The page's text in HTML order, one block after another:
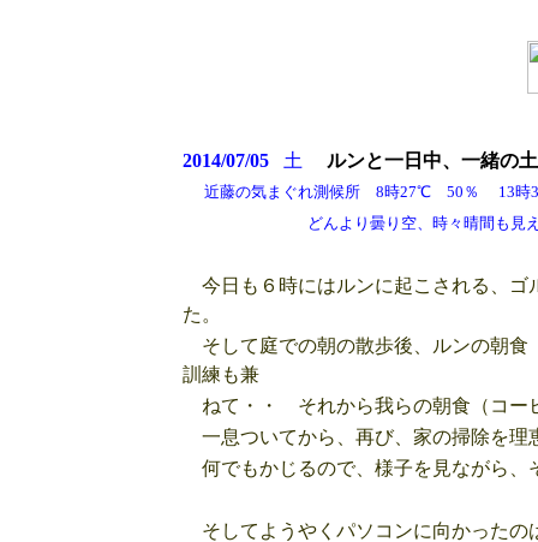
2014/07/05土 ルンと一日中、一緒の
近藤の気まぐれ測候所 8時27℃ 50％
どんより曇り空、時々晴間も見えるが
今日も６時にはルンに起こされる、ゴ
た。
そして庭での朝の散歩後、ルンの朝
訓練も兼
ねて・・ それから我らの朝食（コー
一息ついてから、再び、家の掃除を理
何でもかじるので、様子を見ながら、
そしてようやくパソコンに向かった